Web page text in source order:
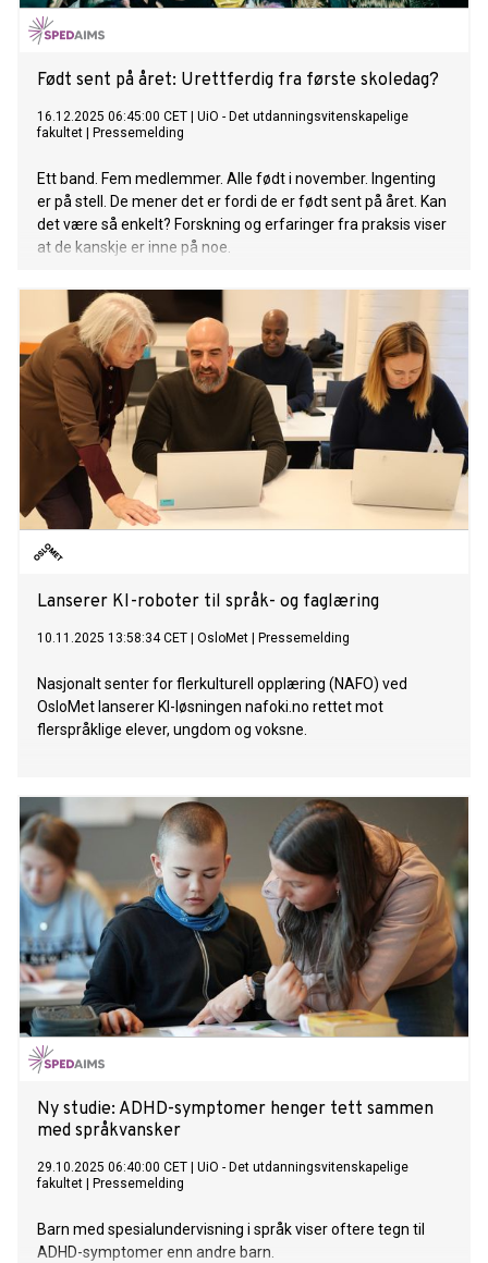
Født sent på året: Urettferdig fra første skoledag?
16.12.2025 06:45:00 CET
UiO - Det utdanningsvitenskapelige
fakultet
Pressemelding
Ett band. Fem medlemmer. Alle født i november. Ingenting
er på stell. De mener det er fordi de er født sent på året. Kan
det være så enkelt? Forskning og erfaringer fra praksis viser
at de kanskje er inne på noe.
Lanserer KI-roboter til språk- og faglæring
10.11.2025 13:58:34 CET OsloMet Pressemelding
Nasjonalt senter for flerkulturell opplæring (NAFO) ved
OsloMet lanserer KI-løsningen nafoki.no rettet mot
flerspråklige elever, ungdom og voksne.
Ny studie: ADHD-symptomer henger tett sammen
med språkvansker
29.10.2025 06:40:00 CET
UiO - Det utdanningsvitenskapelige
fakultet
Pressemelding
Barn med spesialundervisning i språk viser oftere tegn til
ADHD-symptomer enn andre barn.